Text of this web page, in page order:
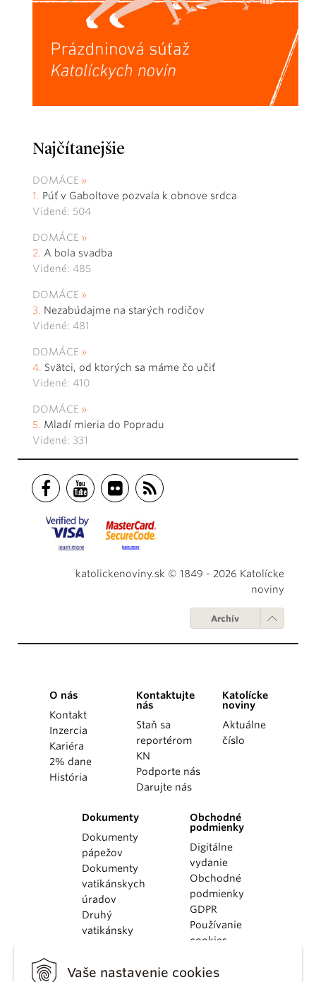
Vaše nastavenie cookies
Najčítanejšie
DOMÁCE
Púť v Gaboltove pozvala k obnove srdca
Videné: 504
DOMÁCE
A bola svadba
Videné: 485
DOMÁCE
Nezabúdajme na starých rodičov
Videné: 481
DOMÁCE
Svätci, od ktorých sa máme čo učiť
Videné: 410
DOMÁCE
Mladí mieria do Popradu
Videné: 331
katolickenoviny.sk © 1849 - 2026 Katolícke
noviny
Archív
O nás
Kontakt
Inzercia
Kariéra
2% dane
História
Kontaktujte
nás
Staň sa
reportérom
KN
Podporte nás
Darujte nás
Katolícke
noviny
Aktuálne
číslo
Dokumenty
Dokumenty
pápežov
Dokumenty
vatikánskych
úradov
Druhý
vatikánsky
KBS
Obchodné
podmienky
Digitálne
vydanie
Obchodné
podmienky
GDPR
Používanie
cookies